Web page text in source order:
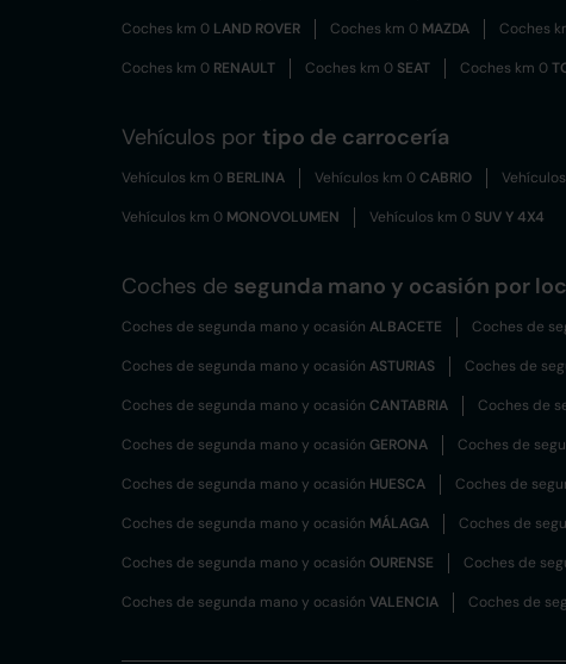
Coches km 0 LAND ROVER Coches km 0 MAZDA Coches
Coches km 0 RENAULT Coches km 0 SEAT Coches km 0
Vehículos por tipo de carrocería
Vehículos km 0 BERLINA Vehículos km 0CABRIO
Vehículos km 0 MONOVOLUMEN Vehículos km 0 SUV Y 4X4
Coches de segunda mano y ocasión por
Coches de segunda mano y ocasión ALBACETE Coches de
Coches de segunda mano y ocasión ASTURIAS Coches de
Coches de segunda mano y ocasión CANTABRIA Coches de
Coches de segunda mano y ocasión GERONA Coches de
Coches de segunda mano y ocasión HUESCA Coches de
Coches de segunda mano y ocasión MÁLAGA Coches de
Coches de segunda mano y ocasión OURENSE Coches de
Coches de segunda mano y ocasión VALENCIA Coches de